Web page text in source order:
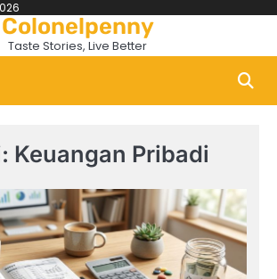
Colonelpenny
Taste Stories, Live Better
Keuangan Pribadi